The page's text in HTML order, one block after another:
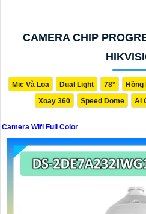
CAMERA CHIP
Mic Và Loa Dual Light 78° Hồng
Xoay 360
Speed Dome AI
Camera Wifi Full Color